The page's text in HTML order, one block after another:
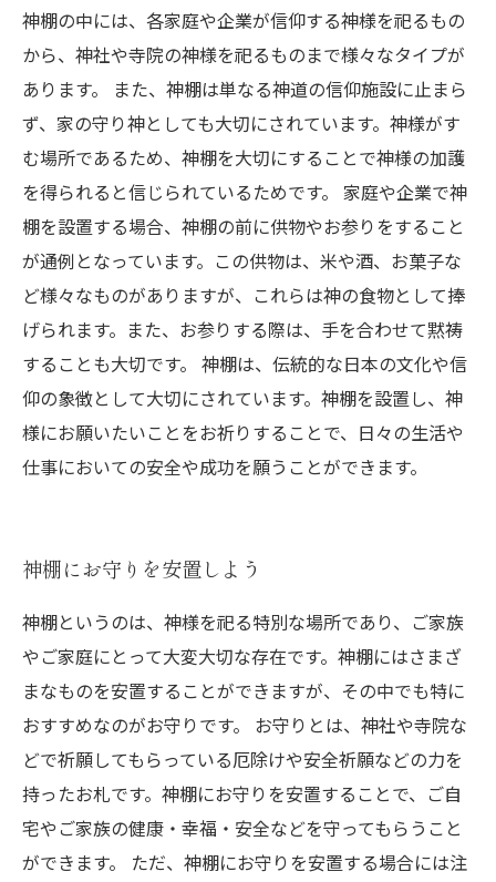
神棚の中には、各家庭や企業が信仰する神様を祀るもの
から、神社や寺院の神様を祀るものまで様々なタイプが
あります。 また、神棚は単なる神道の信仰施設に止まら
ず、家の守り神としても大切にされています。神様がす
む場所であるため、神棚を大切にすることで神様の加護
を得られると信じられているためです。 家庭や企業で神
棚を設置する場合、神棚の前に供物やお参りをすること
が通例となっています。この供物は、米や酒、お菓子な
ど様々なものがありますが、これらは神の食物として捧
げられます。また、お参りする際は、手を合わせて黙祷
することも大切です。 神棚は、伝統的な日本の文化や信
仰の象徴として大切にされています。神棚を設置し、神
様にお願いたいことをお祈りすることで、日々の生活や
仕事においての安全や成功を願うことができます。
神棚にお守りを安置しよう
神棚というのは、神様を祀る特別な場所であり、ご家族
やご家庭にとって大変大切な存在です。神棚にはさまざ
まなものを安置することができますが、その中でも特に
おすすめなのがお守りです。 お守りとは、神社や寺院な
どで祈願してもらっている厄除けや安全祈願などの力を
持ったお札です。神棚にお守りを安置することで、ご自
宅やご家族の健康・幸福・安全などを守ってもらうこと
ができます。 ただ、神棚にお守りを安置する場合には注